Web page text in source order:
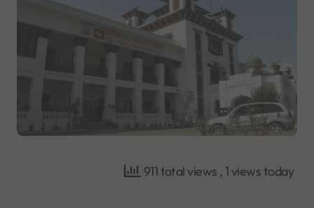
911 total views , 1 views today